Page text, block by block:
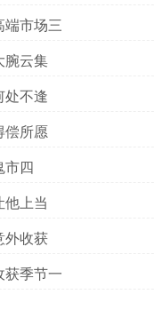
端市场三
腕云集
处不逢
偿所愿
市四
他上当
外收获
获季节一